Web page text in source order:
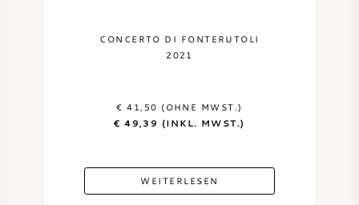
CONCERTO DI FONTERUTOLI
2021
€ 41,50 (OHNE MWST.)
€ 49,39 (INKL. MWST.)
WEITERLESEN